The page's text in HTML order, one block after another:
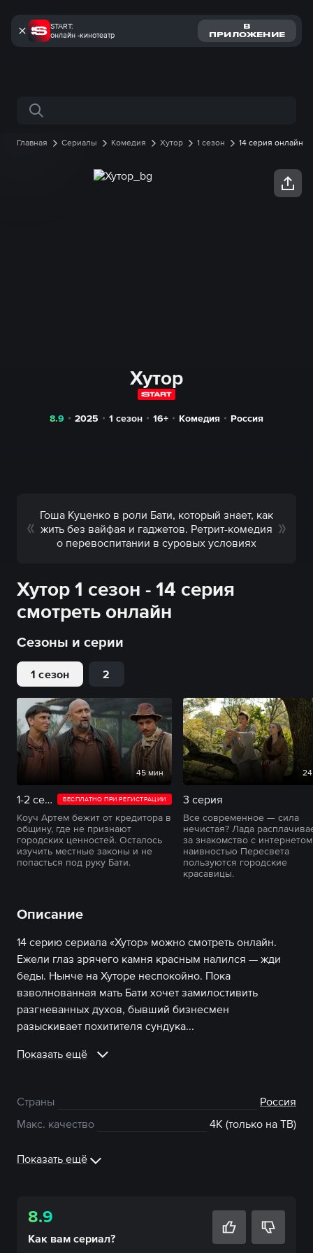
START:
онлайн -кинотеатр
В
ПРИЛОЖЕНИЕ
Поиск по сайту
Главная Сериалы Комедия Хутор 1 сезон 14 серия онлайн
Хутор
8.9 2025 1 сезон 16+ Комедия Россия
Гоша Куценко в роли Бати, который знает, как
жить без вайфая и гаджетов. Ретрит-комедия
о перевоспитании в суровых условиях
Хутор 1 сезон - 14 серия
смотреть онлайн
Сезоны и серии
1 сезон 2
45 мин
1-2 серия БЕСПЛАТНО ПРИ РЕГИСТРАЦИИ
Коуч Артем бежит от кредитора в
общину, где не признают
городских ценностей. Осталось
изучить местные законы и не
попасться под руку Бати.
3 серия
Все современное — сила
нечистая? Лада
за знакомство с
наивностью Пересвета
пользуются городские
красавицы.
Описание
14 серию сериала «Хутор» можно смотреть онлайн.
Ежели глаз зрячего камня красным налился — жди
беды. Нынче на Хуторе неспокойно. Пока
взволнованная мать Бати хочет замилостивить
разгневанных духов, бывший бизнесмен
разыскивает похитителя сундука...
Показать ещё
Страны
Россия
Макс. качество
4К (только на ТВ)
Показать ещё
8.9
Как вам сериал?